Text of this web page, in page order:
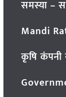
समस्या –
Mandi
कृषि